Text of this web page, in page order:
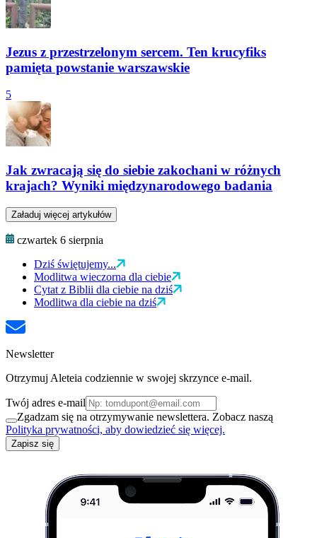
Jezus z przestrzelonym sercem. Ten krucyfiks
pamięta powstanie warszawskie
5
Jak zwracają się do siebie zakochani w różnych
krajach? Wyniki międzynarodowego badania
Załaduj więcej artykułów
czwartek 6 sierpnia
Dziś świętujemy...
Modlitwa wieczorna dla ciebie
Cytat z Biblii dla ciebie na dziś
Modlitwa dla ciebie na dziś
Newsletter
Otrzymuj Aleteia codziennie w swojej skrzynce e-mail.
Twój adres e-mail
Zgadzam się na otrzymywanie newslettera. Zobacz naszą
Polityka prywatności, aby dowiedzieć się więcej.
Zapisz się